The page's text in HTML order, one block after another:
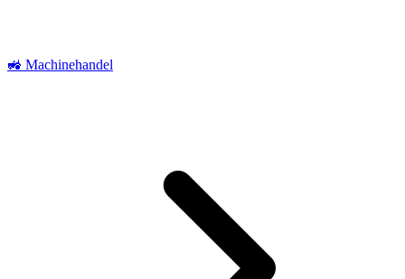
🚜 Machinehandel